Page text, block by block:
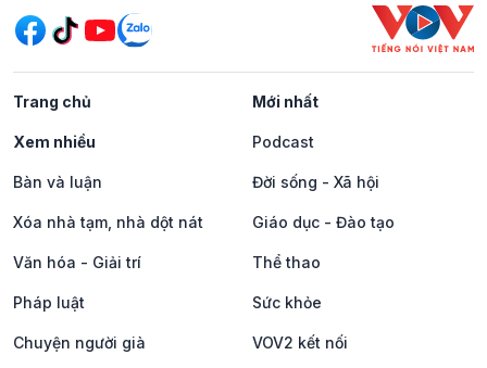
Trang chủ Mới nhất
Xem nhiều Podcast
Bàn và luận Đời sống - Xã hội
Xóa nhà tạm, nhà dột nát Giáo dục - Đào tạo
Văn hóa - Giải trí Thể thao
Pháp luật Sức khỏe
Chuyện người già VOV2 kết nối